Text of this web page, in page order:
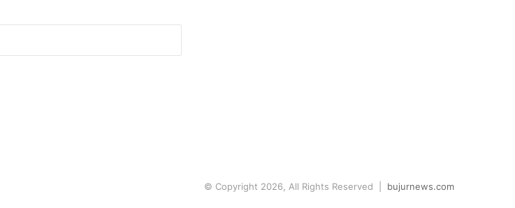
© Copyright 2026, All Rights Reserved | bujurnews.com